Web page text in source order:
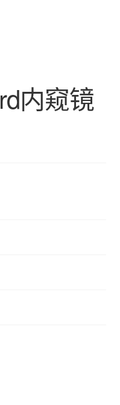
内窥镜